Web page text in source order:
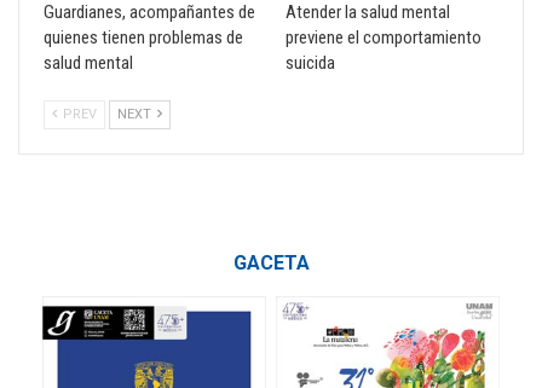
Guardianes, acompañantes de
quienes tienen problemas de
salud mental
Atender la salud mental
previene el comportamiento
suicida
PREV NEXT
GACETA